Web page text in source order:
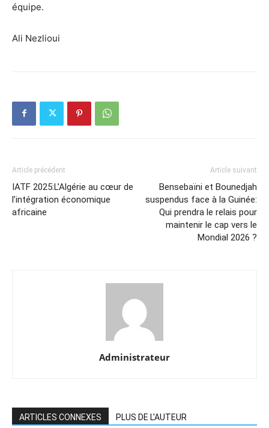
équipe.
Ali Nezlioui
Article précédent
IATF 2025:L’Algérie au cœur de
l’intégration économique
africaine
Article suivant
Bensebaïni et Bounedjah
suspendus face à la Guinée:
Qui prendra le relais pour
maintenir le cap vers le
Mondial 2026 ?
Administrateur
ARTICLES CONNEXES PLUS DE L'AUTEUR